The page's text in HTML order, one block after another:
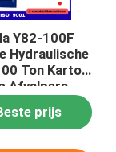
Y82-100F
Hydraulische
Ton Karton
Afvalpers
prijs